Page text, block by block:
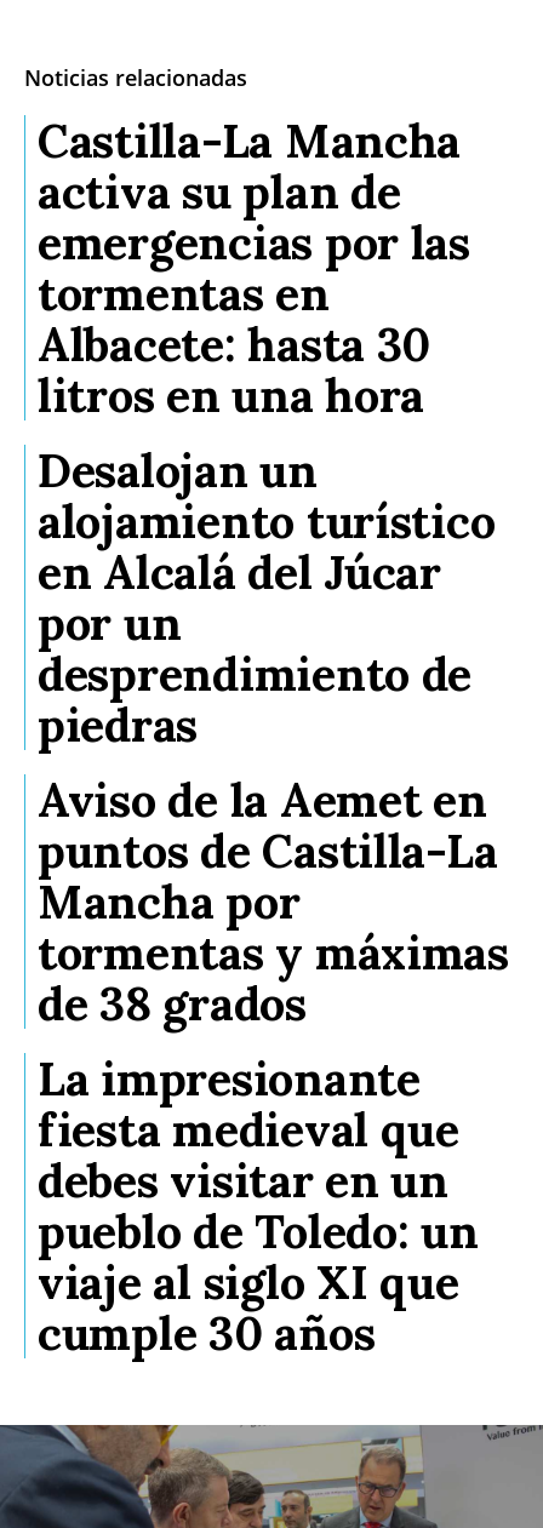
Noticias relacionadas
Castilla-La Mancha
activa su plan de
emergencias por las
tormentas en
Albacete: hasta 30
litros en una hora
Desalojan un
alojamiento turístico
en Alcalá del Júcar
por un
desprendimiento de
piedras
Aviso de la Aemet en
puntos de Castilla-La
Mancha por
tormentas y máximas
de 38 grados
La impresionante
fiesta medieval que
debes visitar en un
pueblo de Toledo: un
viaje al siglo XI que
cumple 30 años